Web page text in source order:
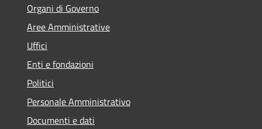
Organi di Governo
Aree Amministrative
Uffici
Enti e fondazioni
Politici
Personale Amministrativo
Documenti e dati